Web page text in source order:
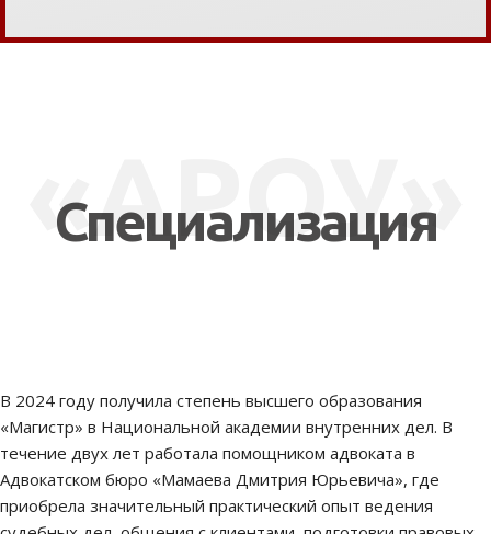
Специализация
«АРОУ»
В 2024 году получила степень высшего образования
«Магистр» в Национальной академии внутренних дел. В
течение двух лет работала помощником адвоката в
Адвокатском бюро «Мамаева Дмитрия Юрьевича», где
приобрела значительный практический опыт ведения